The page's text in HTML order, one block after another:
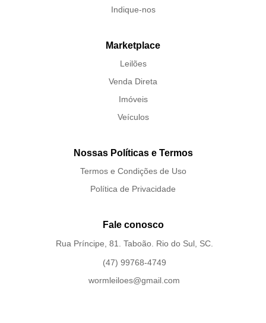
Indique-nos
Marketplace
Leilões
Venda Direta
Imóveis
Veículos
Nossas Políticas e Termos
Termos e Condições de Uso
Política de Privacidade
Fale conosco
Rua Príncipe, 81. Taboão. Rio do Sul, SC.
(47) 99768-4749
wormleiloes@gmail.com